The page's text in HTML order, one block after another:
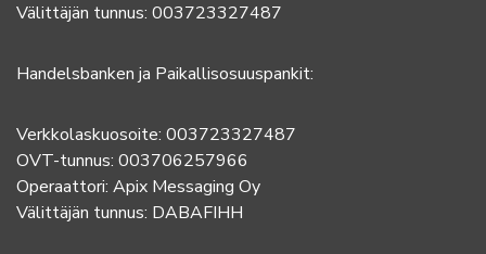
Välittäjän tunnus: 003723327487
Handelsbanken ja Paikallisosuuspankit:
Verkkolaskuosoite: 003723327487
OVT-tunnus: 003706257966
Operaattori: Apix Messaging Oy
Välittäjän tunnus: DABAFIHH